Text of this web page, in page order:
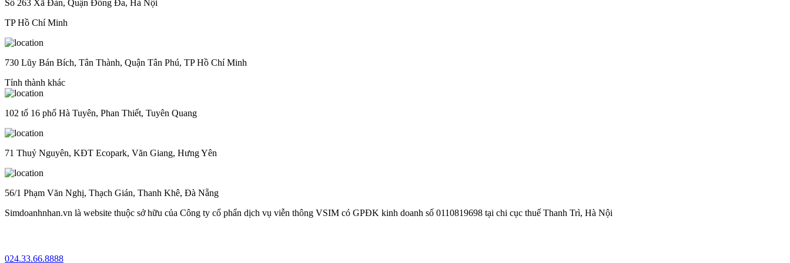
Số 263 Xã Đàn, Quận Đống Đa, Hà Nội
TP Hồ Chí Minh
730 Lũy Bán Bích, Tân Thành, Quận Tân Phú, TP Hồ Chí Minh
Tỉnh thành khác
102 tổ 16 phố Hà Tuyên, Phan Thiết, Tuyên Quang
71 Thuỷ Nguyên, KĐT Ecopark, Văn Giang, Hưng Yên
56/1 Phạm Văn Nghị, Thạch Gián, Thanh Khê, Đà Nẵng
Simdoanhnhan.vn là website thuộc sở hữu của Công ty cổ phẩn dịch vụ viễn thông VSIM có GPĐK kinh doanh số 0110819698 tại chi cục thuế Thanh Trì, Hà Nội
024.33.66.8888